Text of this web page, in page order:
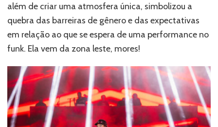
além de criar uma atmosfera única, simbolizou a
quebra das barreiras de gênero e das expectativas
em relação ao que se espera de uma performance no
funk. Ela vem da zona leste, mores!